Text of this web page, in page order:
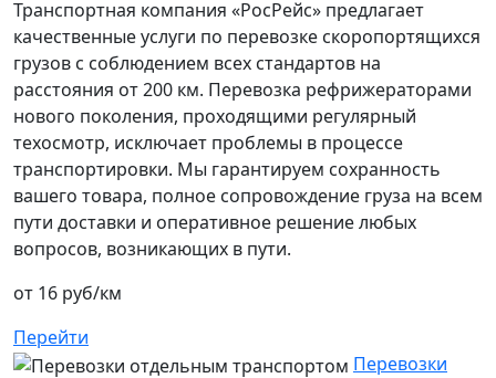
Транспортная компания «РосРейс» предлагает
качественные услуги по перевозке скоропортящихся
грузов с соблюдением всех стандартов на
расстояния от 200 км. Перевозка рефрижераторами
нового поколения, проходящими регулярный
техосмотр, исключает проблемы в процессе
транспортировки. Мы гарантируем сохранность
вашего товара, полное сопровождение груза на всем
пути доставки и оперативное решение любых
вопросов, возникающих в пути.
от 16 руб/км
Перейти
Перевозки